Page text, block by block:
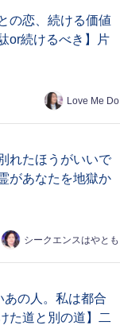
の恋、続ける価値
or続けるべき】片
Love Me Do
れたほうがいいで
があなたを地獄か
シークエンスはやとも
あの人。私は都合
た道と別の道】二